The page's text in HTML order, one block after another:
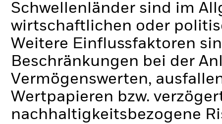
Schwellenländer sind im
wirtschaftlichen oder
Weitere Einflussfaktoren
Beschränkungen bei der
Vermögenswerten,
Wertpapieren bzw.
nachhaltigkeitsbezogene